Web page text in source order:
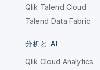
Qlik Talend Cloud
Talend Data Fabric
分析と AI
Qlik Cloud Analytics